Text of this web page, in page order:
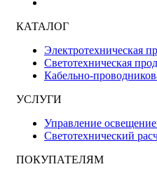
КАТАЛОГ
Электротехническая
Светотехническая
Кабельно-
УСЛУГИ
Управление
Светотехнический
ПОКУПАТЕЛЯМ